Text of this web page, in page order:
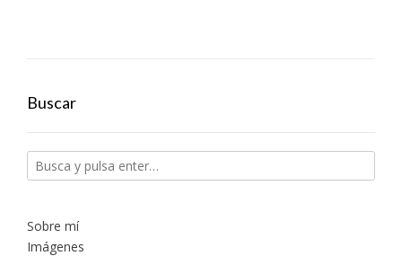
Buscar
Sobre mí
Imágenes